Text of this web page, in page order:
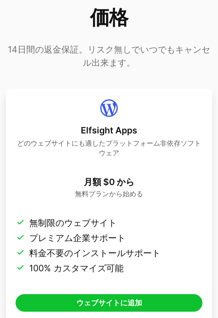
価格
14日間の返金保証。リスク無しでいつでもキャンセ
ル出来ます。
Elfsight Apps
どのウェブサイトにも適したプラットフォーム非依存ソフト
ウェア
月額 $0 から
無料プランから始める
無制限のウェブサイト
プレミアム企業サポート
料金不要のインストールサポート
100% カスタマイズ可能
ウェブサイトに追加